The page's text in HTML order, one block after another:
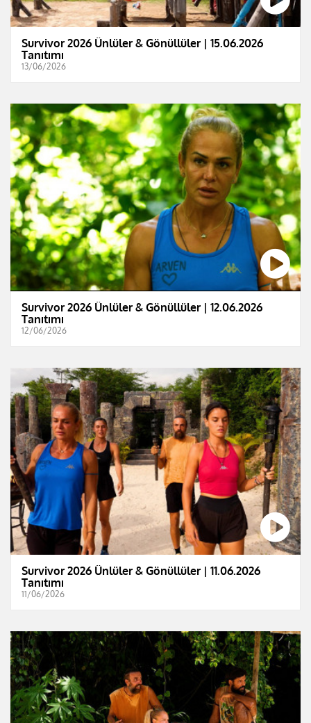
Survivor 2026 Ünlüler & Gönüllüler | 15.06.2026
Tanıtımı
13/06/2026
Survivor 2026 Ünlüler & Gönüllüler | 12.06.2026
Tanıtımı
12/06/2026
Survivor 2026 Ünlüler & Gönüllüler | 11.06.2026
Tanıtımı
11/06/2026